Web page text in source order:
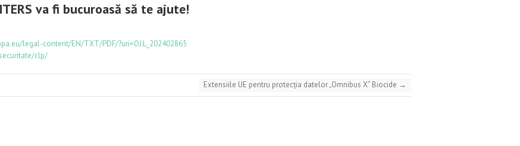
va fi bucuroasă să te ajute!
legal-content/EN/TXT/PDF/?uri=OJ:L_202402865
clp/
Extensiile UE pentru protecția datelor „Omnibus X” Biocide →